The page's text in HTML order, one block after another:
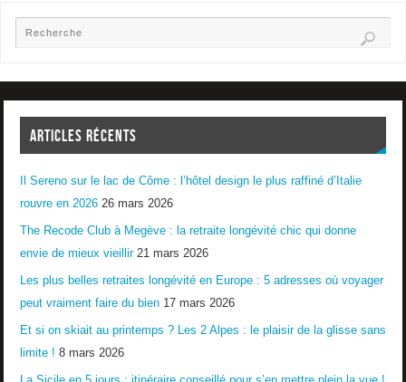
ARTICLES RÉCENTS
Il Sereno sur le lac de Côme : l’hôtel design le plus raffiné d’Italie
rouvre en 2026 26 mars 2026
The Recode Club à Megève : la retraite longévité chic qui donne
envie de mieux vieillir 21 mars 2026
Les plus belles retraites longévité en Europe : 5 adresses où voyager
peut vraiment faire du bien 17 mars 2026
Et si on skiait au printemps ? Les 2 Alpes : le plaisir de la glisse sans
limite ! 8 mars 2026